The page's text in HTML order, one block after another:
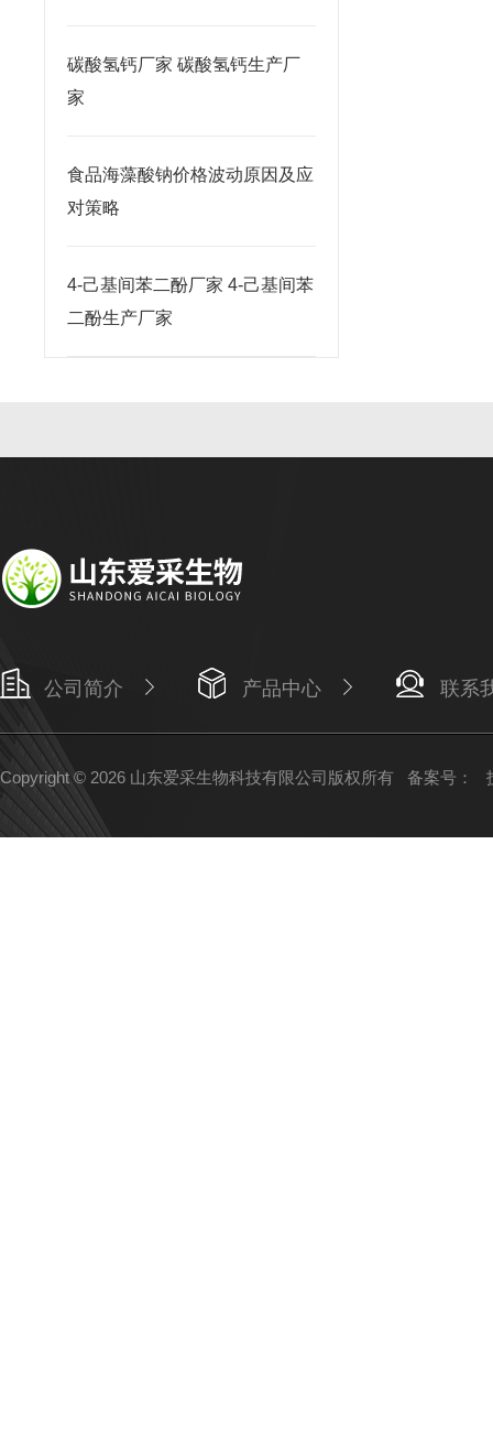
碳酸氢钙厂家 碳酸氢钙生产厂
家
食品海藻酸钠价格波动原因及应
对策略
4-己基间苯二酚厂家 4-己基间苯
二酚生产厂家
公司简介 产品中心 联系
Copyright © 2026 山东爱采生物科技有限公司版权所有 备案号：